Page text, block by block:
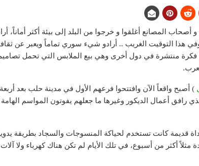
المصانع أغلقوا و خرجوا من البلد إلى بيئة أكثر أماناً،
هذا التوقيت الغريب .. أرادو شيء سوري تماماً ويعبر عن
منتشرة في دول أخرى وهي بيع الملابس التي تحمل
) أصبح واقعاً الآن وافتتحوا فرعهم الأول في مدينة حلب بعد
رافق أعمال الديكور وغيرها ما جعلهم يفوتون المواسم
قديمة كانت تستخدم لحياكة المنسوجات والسجاد بطريقة
أكثر من أسبوع، في تلك الأيام لم تكن هناك كهرباء ولا